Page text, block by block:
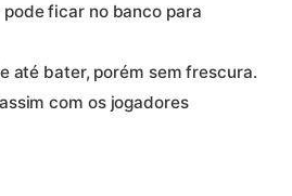
pode ficar no banco para
até bater, porém sem frescura.
com os jogadores